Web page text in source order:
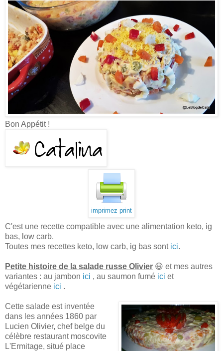
Bon Appétit !
imprimez print
C'est une recette compatible avec une alimentation keto, ig
bas, low carb.
Toutes mes recettes keto, low carb, ig bas sont ici.
Petite histoire de la salade russe Olivier 😃 et mes autres
variantes : au jambon ici , au saumon fumé ici et
végétarienne ici .
Cette salade est inventée
dans les années 1860 par
Lucien Olivier, chef belge du
célèbre restaurant moscovite
L'Ermitage, situé place